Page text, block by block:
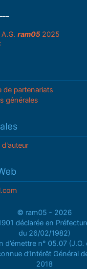
A.G.ram05 2025
de partenariats
générales
d'auteur
© ram05 - 2026
déclarée en
du 26/02/1982)
d’émettre n° 05.07 (J.O.
d’Intérêt Général
2018